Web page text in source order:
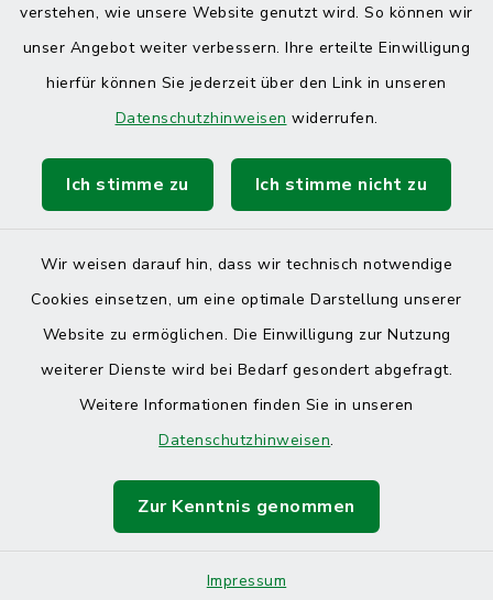
verstehen, wie unsere Website genutzt wird. So können wir
unser Angebot weiter verbessern. Ihre erteilte Einwilligung
hierfür können Sie jederzeit über den Link in unseren
Datenschutzhinweisen widerrufen.
Ich stimme zu Ich stimme nicht zu
Wir weisen darauf hin, dass wir technisch notwendige
Cookies einsetzen, um eine optimale Darstellung unserer
Website zu ermöglichen. Die Einwilligung zur Nutzung
weiterer Dienste wird bei Bedarf gesondert abgefragt.
Weitere Informationen finden Sie in unseren
Datenschutzhinweisen.
Zur Kenntnis genommen
Impressum
Kontakt
Datenschutz
Impressum
Sitemap
Cookie-Einstellungen